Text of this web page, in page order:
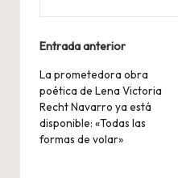
Navegación
de
entradas
Entrada anterior
La prometedora obra
poética de Lena Victoria
Recht Navarro ya está
disponible: «Todas las
formas de volar»